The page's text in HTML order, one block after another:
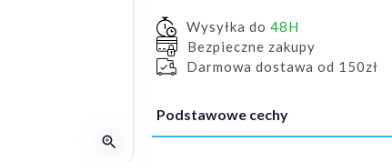
zoom_in
Wysyłka do 48H
Bezpieczne zakupy
Darmowa dostawa od 150zł
Podstawowe cechy